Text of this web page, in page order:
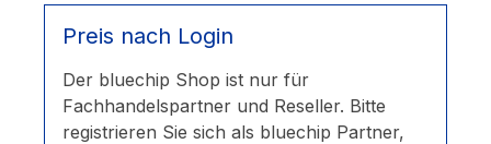
Preis nach Login
Der bluechip Shop ist nur für
Fachhandelspartner und Reseller. Bitte
registrieren Sie sich als bluechip Partner,